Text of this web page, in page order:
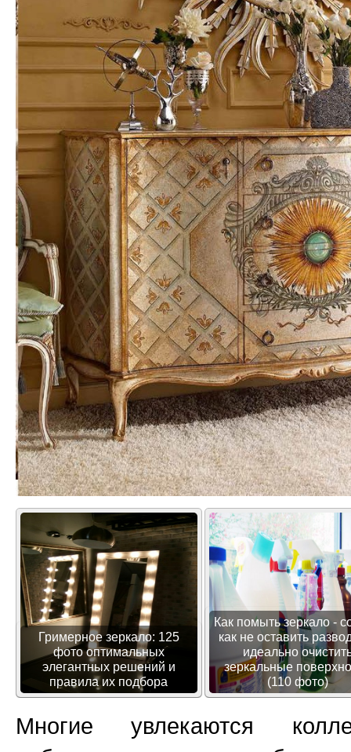
Гримерное зеркало: 125
фото оптимальных
элегантных решений и
правила их подбора
Как помыть зеркало -
как не оставить
идеально
зеркальные
(110 фото)
Многие увлекаются